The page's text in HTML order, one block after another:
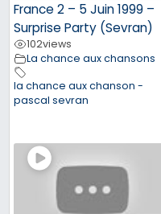
France 2 – 5 Juin 1999 –
Surprise Party (Sevran)
102views
La chance aux chansons
la chance aux chanson -
pascal sevran